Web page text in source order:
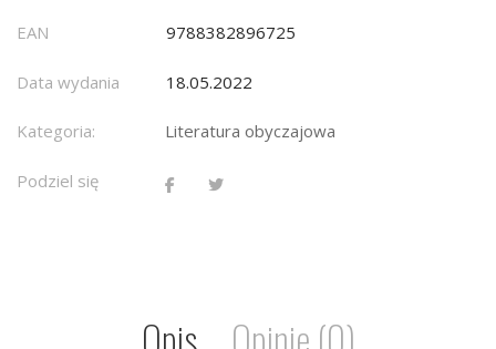
EAN 9788382896725
Data wydania 18.05.2022
Kategoria: Literatura obyczajowa
Podziel się